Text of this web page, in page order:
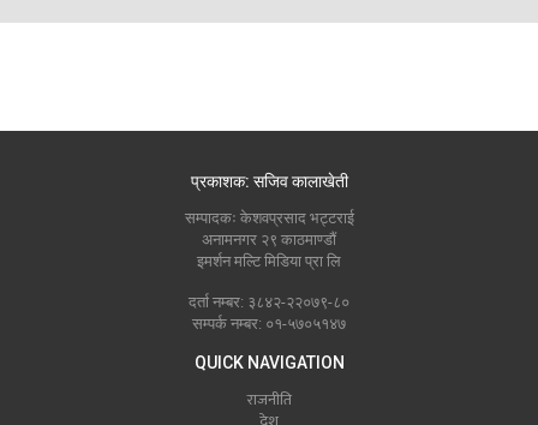
प्रकाशक: सजिव कालाखेती
सम्पादकः केशवप्रसाद भट्टराई
अनामनगर २९ काठमाण्डौं
इमर्शन मल्टि मिडिया प्रा लि
दर्ता नम्बर: ३८४२-२२०७९-८०
सम्पर्क नम्बर: ०१-५७०५१४७
QUICK NAVIGATION
राजनीति